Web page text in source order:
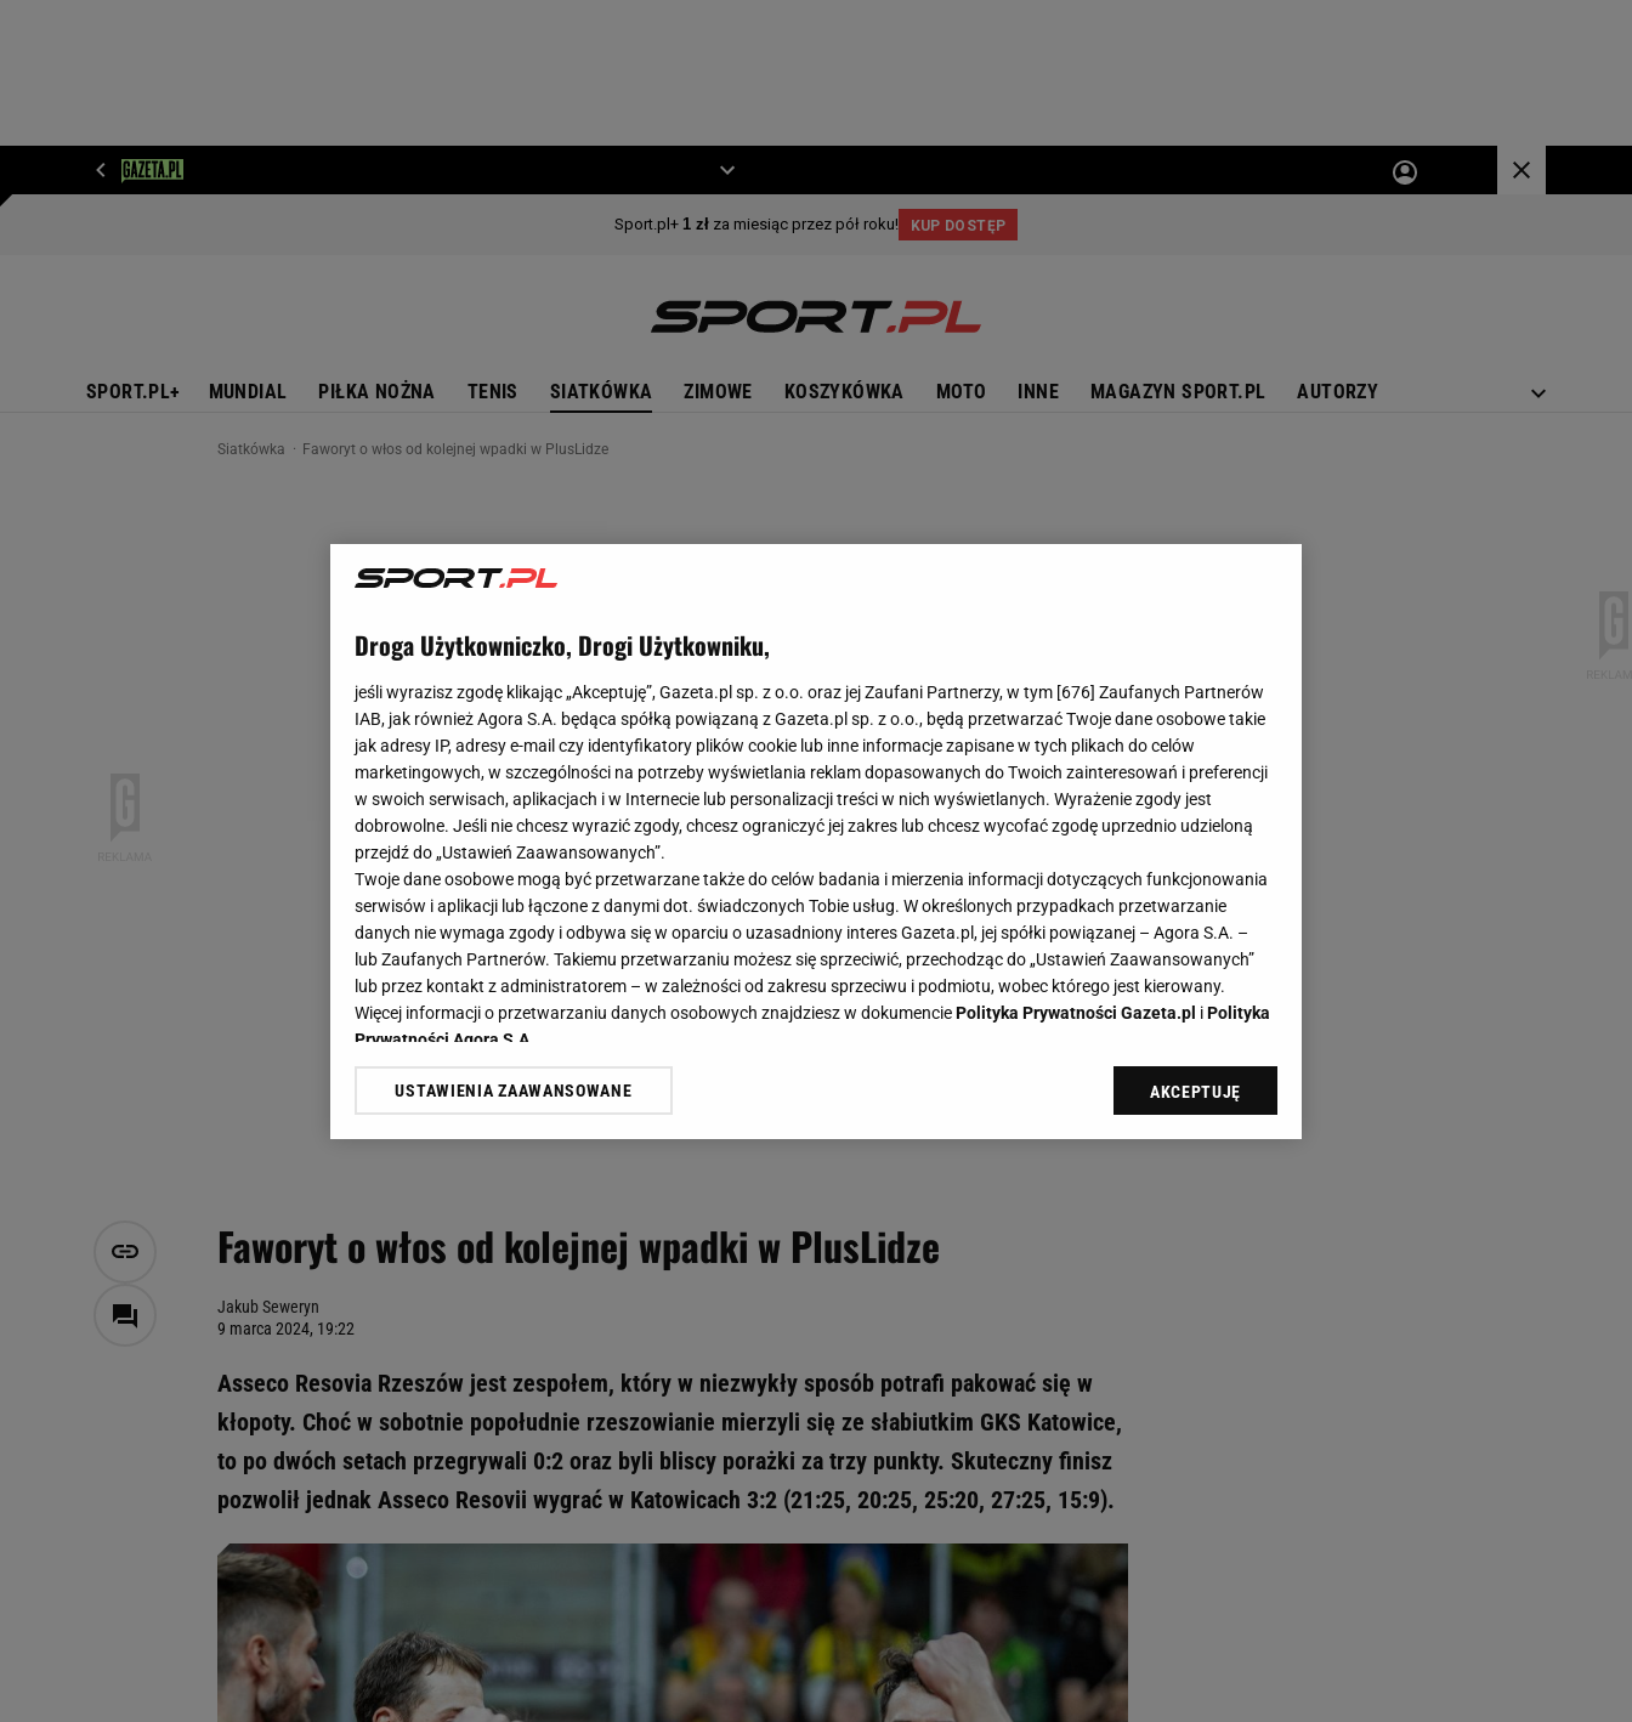
SPORT.PL+ MUNDIAL PIŁKA NOŻNA TENIS SIATKÓWKA ZIMOWE KOSZYKÓWKA MOTO INNE MAGAZYN SPORT.PL AUTORZY
Siatkówka Faworyt o włos od kolejnej wpadki w PlusLidze
Faworyt o włos od kolejnej wpadki w PlusLidze
Jakub Seweryn
9 marca 2024, 19:22
Asseco Resovia Rzeszów jest zespołem, który w niezwykły sposób potrafi pakować się w
kłopoty. Choć w sobotnie popołudnie rzeszowianie mierzyli się ze słabiutkim GKS Katowice,
to po dwóch setach przegrywali 0:2 oraz byli bliscy porażki za trzy punkty. Skuteczny finisz
pozwolił jednak Asseco Resovii wygrać w Katowicach 3:2 (21:25, 20:25, 25:20, 27:25, 15:9).
Droga Użytkowniczko, Drogi Użytkowniku,
jeśli wyrazisz zgodę klikając „Akceptuję”, Gazeta.pl sp. z o.o. oraz jej Zaufani Partnerzy, w tym [676] Zaufanych Partnerów
IAB, jak również Agora S.A. będąca spółką powiązaną z Gazeta.pl sp. z o.o., będą przetwarzać Twoje dane osobowe takie
jak adresy IP, adresy e-mail czy identyfikatory plików cookie lub inne informacje zapisane w tych plikach do celów
marketingowych, w szczególności na potrzeby wyświetlania reklam dopasowanych do Twoich zainteresowań i preferencji
w swoich serwisach, aplikacjach i w Internecie lub personalizacji treści w nich wyświetlanych. Wyrażenie zgody jest
dobrowolne. Jeśli nie chcesz wyrazić zgody, chcesz ograniczyć jej zakres lub chcesz wycofać zgodę uprzednio udzieloną
przejdź do „Ustawień Zaawansowanych”.
Twoje dane osobowe mogą być przetwarzane także do celów badania i mierzenia informacji dotyczących funkcjonowania
serwisów i aplikacji lub łączone z danymi dot. świadczonych Tobie usług. W określonych przypadkach przetwarzanie
danych nie wymaga zgody i odbywa się w oparciu o uzasadniony interes Gazeta.pl, jej spółki powiązanej – Agora S.A. –
lub Zaufanych Partnerów. Takiemu przetwarzaniu możesz się sprzeciwić, przechodząc do „Ustawień Zaawansowanych”
lub przez kontakt z administratorem – w zależności od zakresu sprzeciwu i podmiotu, wobec którego jest kierowany.
Więcej informacji o przetwarzaniu danych osobowych znajdziesz w dokumenciePolityka Prywatności Gazeta.pl iPolityka
Prywatności Agora S.A.
Klikając „Akceptuję” wyrażasz też zgodę na zainstalowanie i przechowywanie plików cookie Gazeta.pl sp. z o.o., jej
Zaufanych Partnerów i Agora S.A. na Twoim urządzeniu końcowym. Możesz w każdej chwili zmienić swoje preferencje
My, nasi Zaufani Partnerzy i Agora S.A. możemy przetwarzać dane osobowe w następujących celach:
USTAWIENIA ZAAWANSOWANE AKCEPTUJĘ